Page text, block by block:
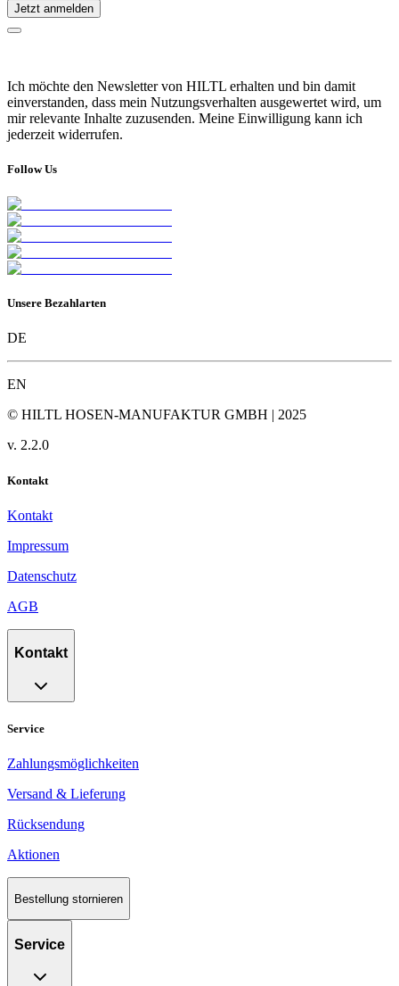
Jetzt anmelden
Ich möchte den Newsletter von HILTL erhalten und bin damit
einverstanden, dass mein Nutzungsverhalten ausgewertet wird, um
mir relevante Inhalte zuzusenden. Meine Einwilligung kann ich
jederzeit widerrufen.
Follow Us
Unsere Bezahlarten
DE
EN
© HILTL HOSEN-MANUFAKTUR GMBH | 2025
v. 2.2.0
Kontakt
Kontakt
Impressum
Datenschutz
AGB
Kontakt
Service
Zahlungsmöglichkeiten
Versand & Lieferung
Rücksendung
Aktionen
Bestellung stornieren
Service